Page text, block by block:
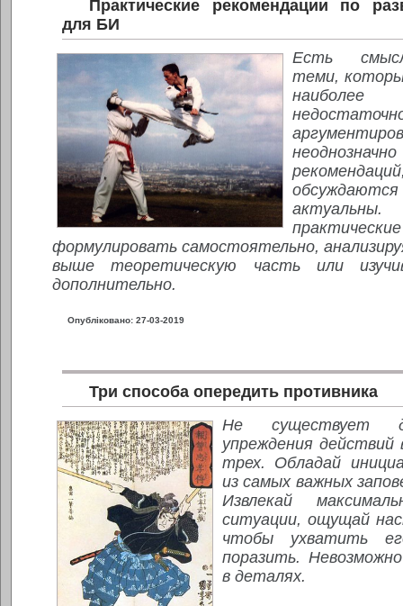
Практические рекомендации по
для БИ
Есть
теми,
наиболее
формулировать самостоятельно,
выше теоретическую часть или
дополнительно.
Опубліковано: 27-03-2019
Три способа опередить противника
Не существует
упреждения действий
трех. Обладай
из самых важных
Извлекай
ситуации, ощущай
чтобы ухватить
поразить.
в деталях.